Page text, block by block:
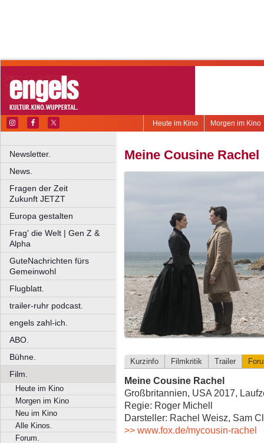
Morgen im Kino
Heute im Kino
Newsletter.
News.
Fragen der Zeit
Zukunft JETZT
Europa gestalten
Frag' die Welt | Gen Z &
Alpha
GuteNachrichten fürs
Gemeinwohl
Flugblatt.
trailer-ruhr podcast.
engels zahl-ich.
ABO.
Bühne.
Film.
Heute im Kino
Morgen im Kino
Neu im Kino
Alle Kinos.
Forum.
Meine Cousine Rachel
Kurzinfo Filmkritik Trailer
Meine Cousine Rachel
Großbritannien, USA 2017,
Regie: Roger Michell
Darsteller: Rachel Weisz, Sam
>> www.fox.de/mycousin-rachel